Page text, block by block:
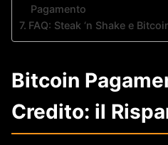
Pagamento
FAQ: Steak ‘n Shake e
Bitcoin
Credito: il